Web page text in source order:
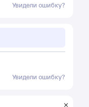
Увидели ошибку?
Увидели ошибку?